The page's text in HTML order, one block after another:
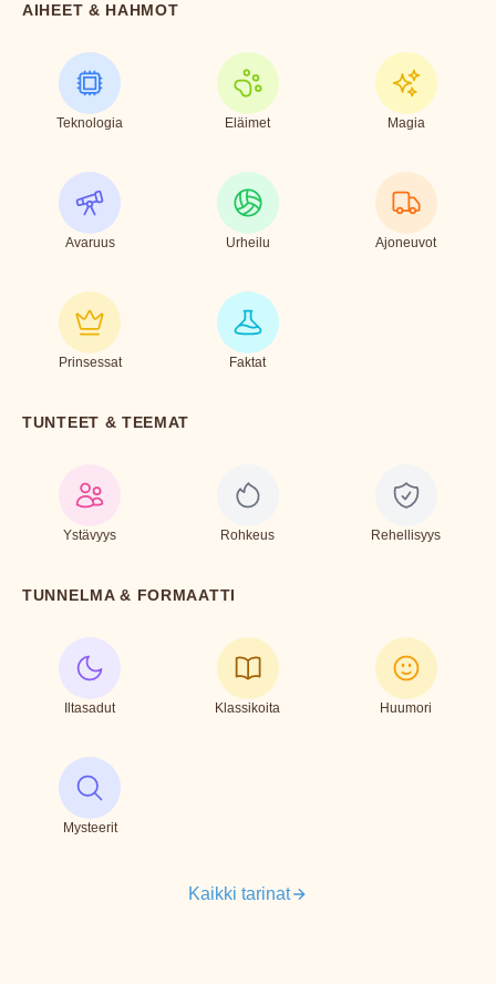
AIHEET & HAHMOT
Teknologia Eläimet Magia
Avaruus Urheilu Ajoneuvot
Prinsessat Faktat
TUNTEET & TEEMAT
Ystävyys Rohkeus Rehellisyys
TUNNELMA & FORMAATTI
Iltasadut Klassikoita Huumori
Mysteerit
Kaikki tarinat